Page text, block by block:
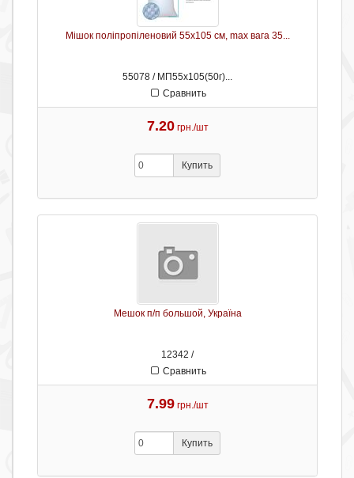
Мішок поліпропіленовий 55х105 см, max вага 35...
55078 / МП55х105(50г)...
Сравнить
7.20 грн./шт
Купить
Мешок п/п большой, Україна
12342 /
Сравнить
7.99 грн./шт
Купить